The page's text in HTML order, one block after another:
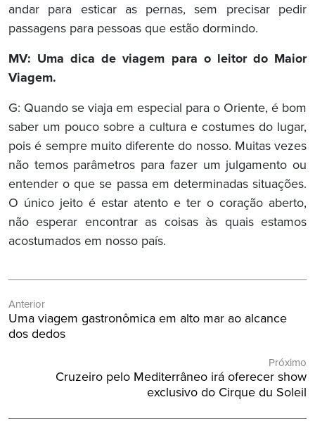
andar para esticar as pernas, sem precisar pedir
passagens para pessoas que estão dormindo.
MV: Uma dica de viagem para o leitor do Maior
Viagem.
G: Quando se viaja em especial para o Oriente, é bom
saber um pouco sobre a cultura e costumes do lugar,
pois é sempre muito diferente do nosso. Muitas vezes
não temos parâmetros para fazer um julgamento ou
entender o que se passa em determinadas situações.
O único jeito é estar atento e ter o coração aberto,
não esperar encontrar as coisas às quais estamos
acostumados em nosso país.
de
Post
Anterior
Post
Anterior:
Uma viagem gastronômica em alto mar ao alcance
dos dedos
Próximo
Próximo
Cruzeiro pelo Mediterrâneo irá oferecer show
exclusivo do Cirque du Soleil